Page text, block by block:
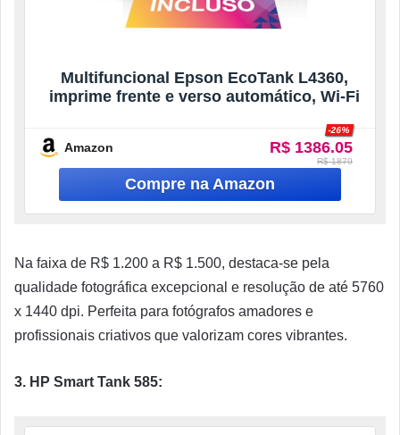
Multifuncional Epson EcoTank L4360,
imprime frente e verso automático, Wi-Fi
Amazon R$ 1386.05
-26%
R$ 1879
Na faixa de R$ 1.200 a R$ 1.500, destaca-se pela
qualidade fotográfica excepcional e resolução de até 5760
x 1440 dpi. Perfeita para fotógrafos amadores e
profissionais criativos que valorizam cores vibrantes.
3. HP Smart Tank 585: